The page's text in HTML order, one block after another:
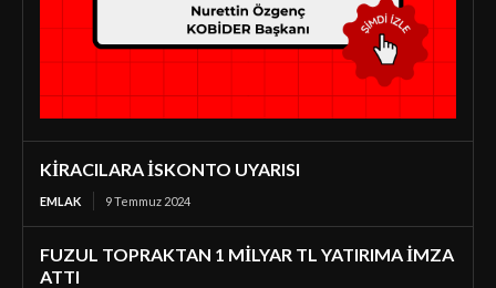
KİRACILARA İSKONTO UYARISI
EMLAK 9 Temmuz 2024
FUZUL TOPRAKTAN 1 MİLYAR TL YATIRIMA İMZA
ATTI